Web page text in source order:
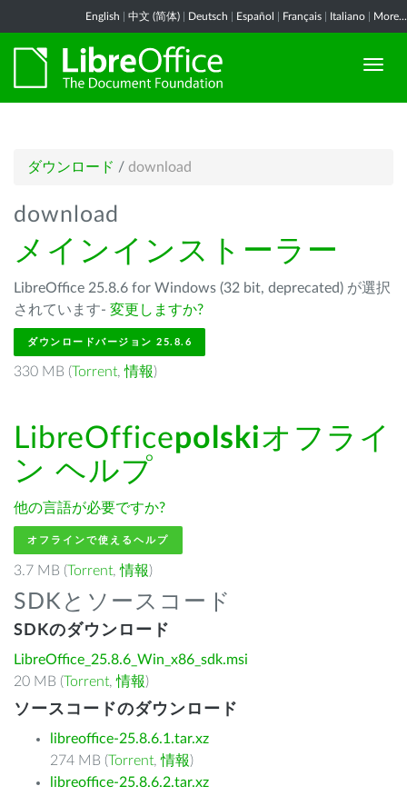
English 中文 (简体) Deutsch Español Français Italiano More...
ダウンロード / download
download
メインインストーラー
LibreOffice 25.8.6 for Windows (32 bit, deprecated) が選択
されています- 変更しますか?
ダウンロードバージョン 25.8.6
330 MB (Torrent,情報)
LibreOfficepolskiオフライ
ン ヘルプ
他の言語が必要ですか?
オフラインで使えるヘルプ
3.7 MB (Torrent,情報)
SDKとソースコード
SDKのダウンロード
LibreOffice_25.8.6_Win_x86_sdk.msi
20 MB (Torrent,情報)
ソースコードのダウンロード
libreoffice-25.8.6.1.tar.xz
274 MB (Torrent,情報)
libreoffice-25.8.6.2.tar.xz